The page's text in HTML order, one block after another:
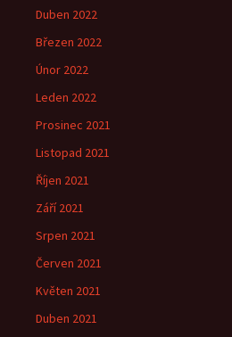
Duben 2022
Březen 2022
Únor 2022
Leden 2022
Prosinec 2021
Listopad 2021
Říjen 2021
Září 2021
Srpen 2021
Červen 2021
Květen 2021
Duben 2021